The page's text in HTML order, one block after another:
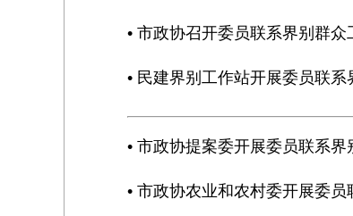
• 市政协召开委员联系界别群众
• 民建界别工作站开展委员联系
• 市政协提案委开展委员联系界
• 市政协农业和农村委开展委